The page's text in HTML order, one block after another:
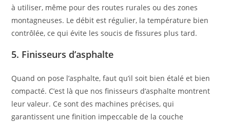
à utiliser, même pour des routes rurales ou des zones
montagneuses. Le débit est régulier, la température bien
contrôlée, ce qui évite les soucis de fissures plus tard.
5. Finisseurs d’asphalte
Quand on pose l’asphalte, faut qu’il soit bien étalé et bien
compacté. C’est là que nos finisseurs d’asphalte montrent
leur valeur. Ce sont des machines précises, qui
garantissent une finition impeccable de la couche